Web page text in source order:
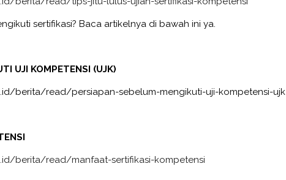
sertifikasi? Baca artikelnya di bawah ini ya.
UJI KOMPETENSI (UJK)
berita/read/persiapan-sebelum-mengikuti-uji-kompetensi-ujk
berita/read/manfaat-sertifikasi-kompetensi